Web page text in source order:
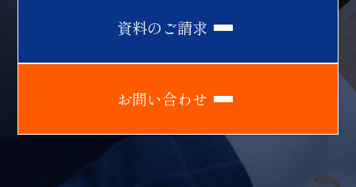
資料の ご請求
お問い合わせ